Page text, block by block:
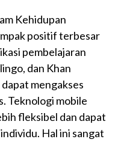
Kehidupan
positif terbesar
pembelajaran
dan Khan
mengakses
Teknologi mobile
fleksibel dan dapat
Hal ini sangat